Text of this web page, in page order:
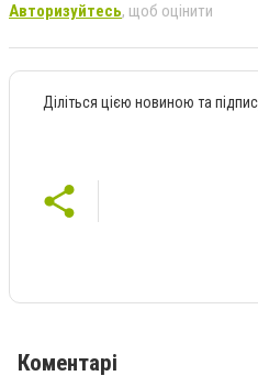
Авторизуйтесь, щоб оцінити
Діліться цією новиною та
Коментарі